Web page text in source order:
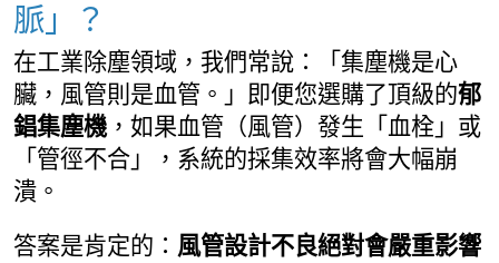
脈」？
在工業除塵領域，我們常說：「集塵機是心
臟，風管則是血管。」即便您選購了頂級的郁
錩集塵機，如果血管（風管）發生「血栓」或
「管徑不合」，系統的採集效率將會大幅崩
潰。
答案是肯定的： 風管設計不良絕對會嚴重影響